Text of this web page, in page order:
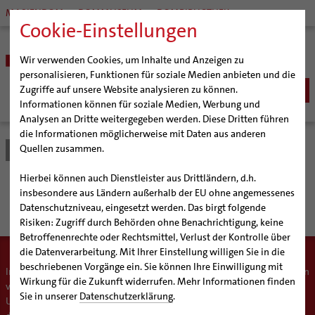
Cookie-Einstellungen
Wir verwenden Cookies, um Inhalte und Anzeigen zu
personalisieren, Funktionen für soziale Medien anbieten und die
Zugriffe auf unsere Website analysieren zu können.
Informationen können für soziale Medien, Werbung und
Analysen an Dritte weitergegeben werden. Diese Dritten führen
die Informationen möglicherweise mit Daten aus anderen
Quellen zusammen.
Hierbei können auch Dienstleister aus Drittländern, d.h.
insbesondere aus Ländern außerhalb der EU ohne angemessenes
Datenschutzniveau, eingesetzt werden. Das birgt folgende
Risiken: Zugriff durch Behörden ohne Benachrichtigung, keine
Betroffenenrechte oder Rechtsmittel, Verlust der Kontrolle über
die Datenverarbeitung. Mit Ihrer Einstellung willigen Sie in die
beschriebenen Vorgänge ein. Sie können Ihre Einwilligung mit
Wirkung für die Zukunft widerrufen. Mehr Informationen finden
Sie in unserer Datenschutzerklärung.
MARIENDOM DOMMUSEUM DOMBIBLIOTHEK
BISTUM
Bischöfe
Weihbischof Dr. Martin Marahrens
Bischof em. Norbert Trelle
Weihbischof em. Bongartz
Weihbischof em. Schwerdtfeger
Weihbischof em. Koitz
Bischof em. Dr. Wüstenberg
Generalvikariat
Gremien
Diözesangericht
Gemeindegremien
Pfarrgemeinden
Hildesheimer Dom
Virtueller Rundgang durch den Dom
Tausendjähriger Rosenstock
Die Hildesheimer Dommusik
Wallfahrten | Pilgern
Termine Wallfahrten und Pilgern
Jakobswege im Bistum Hildesheim
Veranstaltungen
Strategieprozess
Jugend
SEELSORGE
Katholisch werden
Wiedereintritt
Erwachsenenkatechumenat
Glaube leben
Glaubensveranstaltungen
Taufe
Fragen zur Taufe
Erwachsenentaufe
Taufsymbole
Erstkommunion
Firmung
Hochzeit
Katholisch heiraten
Lebensende
Bistum Hildesheim
Frauenpastoral
In den vergangenen Jahrzehnten veränderten sich Lebenswirklichkeiten
von Frauen in bedeutsamer Weise. Derzeit geschieht ein großer
Umbruch in Gesellschaft und Kirche. Frauen sind herausgefordert,